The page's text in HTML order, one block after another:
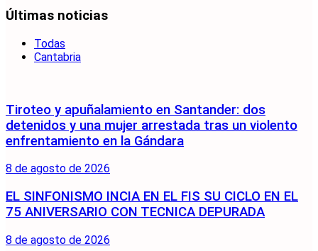
Últimas noticias
Todas
Cantabria
Tiroteo y apuñalamiento en Santander: dos
detenidos y una mujer arrestada tras un violento
enfrentamiento en la Gándara
8 de agosto de 2026
EL SINFONISMO INCIA EN EL FIS SU CICLO EN EL
75 ANIVERSARIO CON TECNICA DEPURADA
8 de agosto de 2026